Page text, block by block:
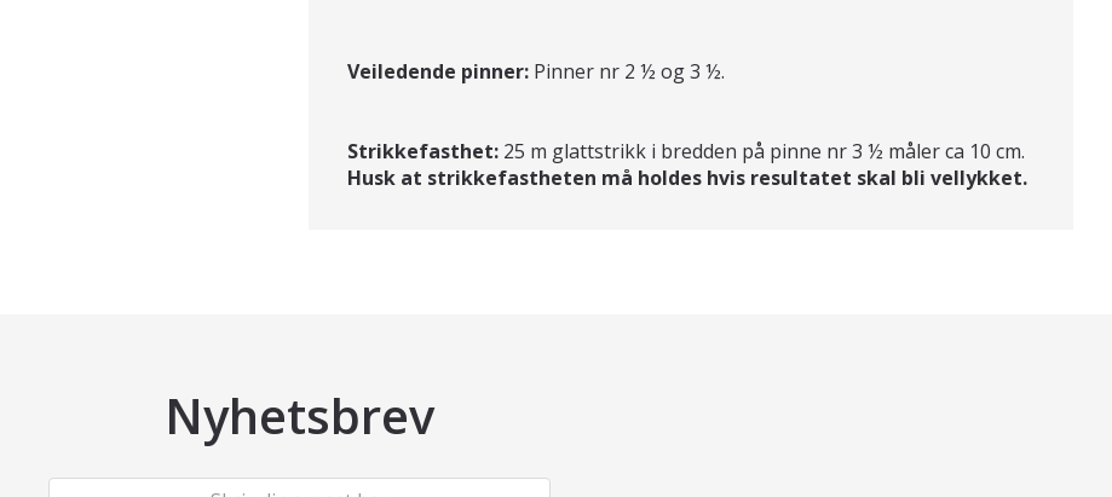
Veiledende pinner: Pinner nr 2 ½ og 3 ½.
Strikkefasthet: 25 m glattstrikk i bredden på pinne nr 3 ½ måler ca 10 cm.
Husk at strikkefastheten må holdes hvis resultatet skal bli vellykket.
Nyhetsbrev